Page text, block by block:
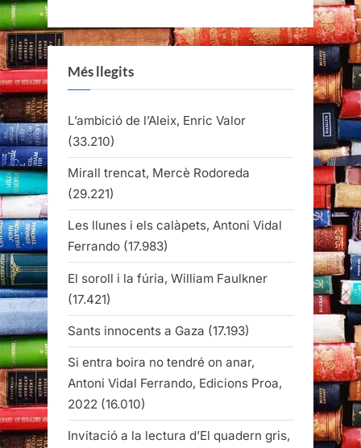
Més llegits
L’ambició de l’Aleix, Enric Valor
(33.210)
Mirall trencat, Mercè Rodoreda
(29.221)
Les llunes i els calàpets, Antoni Vidal
Ferrando (17.983)
El soroll i la fúria, William Faulkner
(17.421)
Sants innocents a Gaza (17.193)
Si entra boira no tendré on anar,
Antoni Vidal Ferrando, Edicions Proa,
2022 (16.010)
Invitació a la lectura d’El quadern gris,